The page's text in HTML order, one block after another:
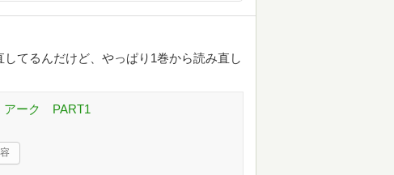
てるんだけど、やっぱり1巻から読み直し
アーク PART1